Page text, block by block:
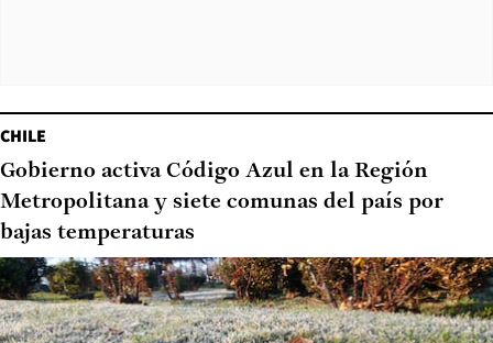
CHILE
Gobierno activa Código Azul en la Región
Metropolitana y siete comunas del país por
bajas temperaturas